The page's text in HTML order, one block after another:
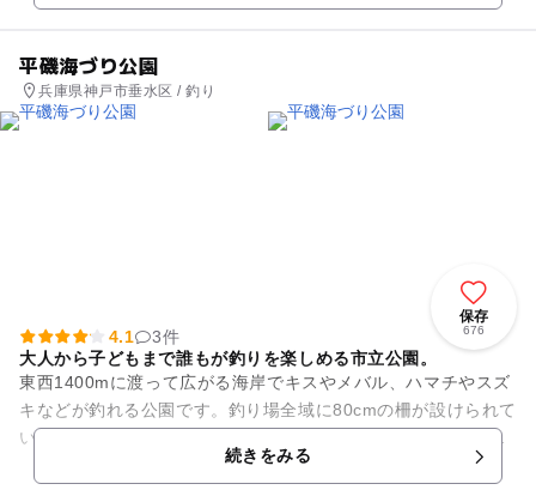
平磯海づり公園
兵庫県神戸市垂水区 / 釣り
保存
676
4.1
3件
大人から子どもまで誰もが釣りを楽しめる市立公園。
東西1400mに渡って広がる海岸でキスやメバル、ハマチやスズ
キなどが釣れる公園です。釣り場全域に80cmの柵が設けられて
いるほか、車椅子用スロープもあるという安全な設計で小さな
続きをみる